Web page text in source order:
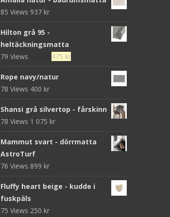
85 Views 937 kr
Hilton grå 95 -
heltäckningsmatta
79 Views
Det
priset
475 krDet
475 kr.
Rope navy/natur
78 Views 400 kr
Shansi grå silvertop - fårskinn
78 Views 1 075 kr
Mammut svart - dörrmatta
AstroTurf
76 Views 899 kr
Fluffy heart beige - kudde i
fuskpäls
75 Views 250 kr